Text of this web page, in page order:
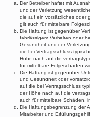
Der Betreiber haftet mit
und der Verletzung
die auf ein vorsätzliches oder
gilt auch für mittelbare
Die Haftung ist gegenüber
fahrlässigem Verhalten oder
Gesundheit und der
die bei Vertragsschluss
Höhe nach auf die
für mittelbare Folgeschäden
Die Haftung ist gegenüber
und Gesundheit oder
auf die bei Vertragsschluss
der Höhe nach auf die
auch für mittelbare Schäden,
Die Haftungsbegrenzung der
Mitarbeiter und